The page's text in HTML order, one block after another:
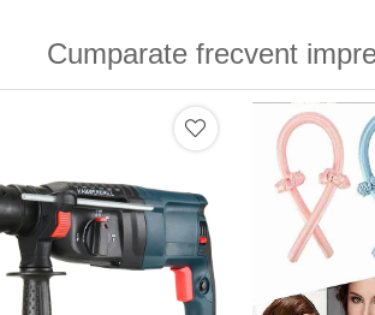
Cumparate frecvent